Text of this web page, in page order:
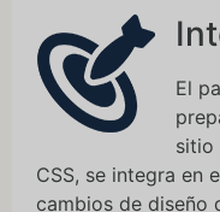
El
sitio
CSS, se integra en
cambios de diseño